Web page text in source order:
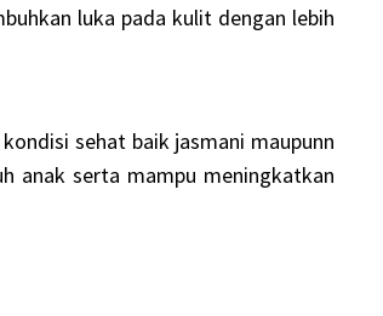
luka pada kulit dengan lebih
sehat baik jasmani maupunn
anak serta mampu meningkatkan